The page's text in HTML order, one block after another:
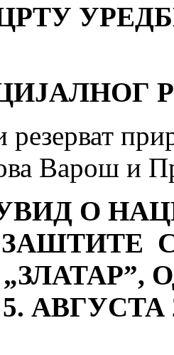
Варош и
О
АВГУСТА